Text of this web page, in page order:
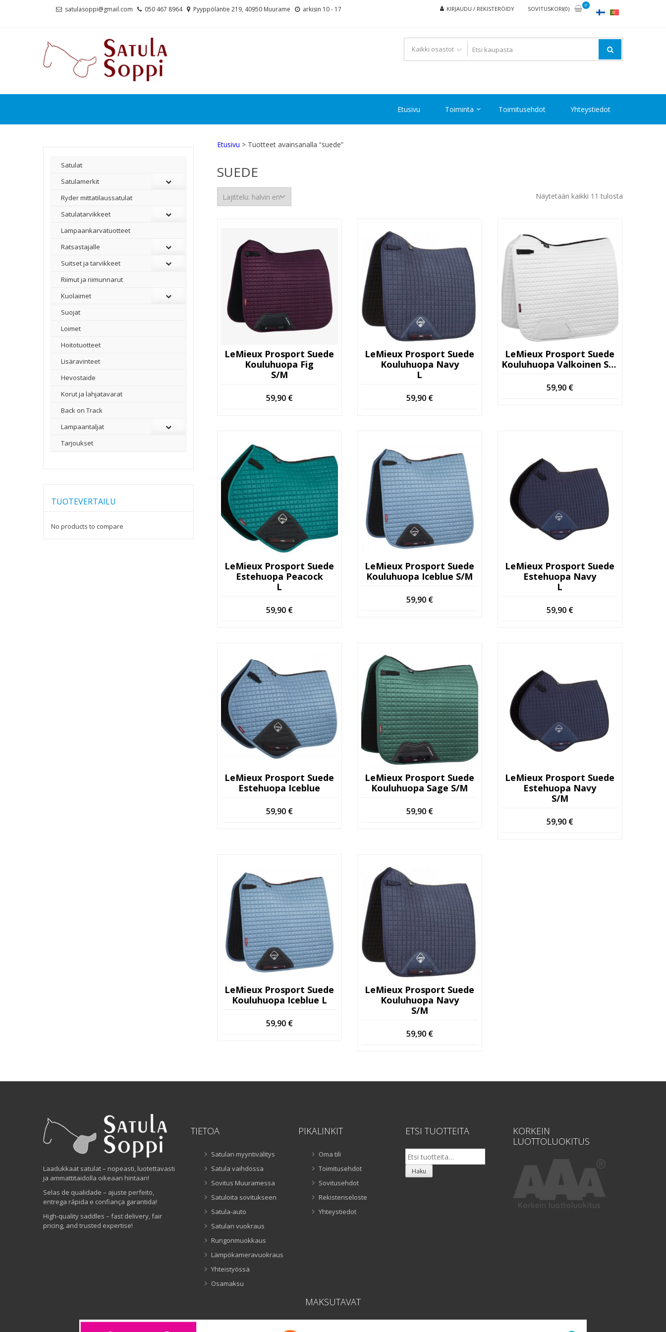
satulasoppi@gmail.com 050 467 8964 Pyyppöläntie 219, 40950 Muurame arkisin 10 - 17 KIRJAUDU / REKISTERÖIDY SOVITUSKORI(0)
0
Etusivu Toiminta Toimitusehdot Yhteystiedot
Etusivu > Tuotteet avainsanalla “suede”
SUEDE
Näytetään kaikki 11 tulosta
LeMieux Prosport Suede
Kouluhuopa Fig
S/M
59,90 €
LeMieux Prosport Suede
Kouluhuopa Navy
L
59,90 €
LeMieux Prosport Suede
Kouluhuopa Valkoinen S/M
59,90 €
LeMieux Prosport Suede
Estehuopa Peacock
L
59,90 €
LeMieux Prosport Suede
Kouluhuopa Iceblue S/M
59,90 €
LeMieux Prosport Suede
Estehuopa Navy
L
59,90 €
LeMieux Prosport Suede
Estehuopa Iceblue
59,90 €
LeMieux Prosport Suede
Kouluhuopa Sage S/M
59,90 €
LeMieux Prosport Suede
Estehuopa Navy
S/M
59,90 €
LeMieux Prosport Suede
Kouluhuopa Iceblue L
59,90 €
LeMieux Prosport Suede
Kouluhuopa Navy
S/M
59,90 €
Satulat
Satulamerkit
Ryder mittatilaussatulat
Satulatarvikkeet
–
Lampaankarvatuotteet
Ratsastajalle
Suitset ja tarvikkeet
Riimut ja riimunnarut
Kuolaimet
Suojat
Loimet
Hoitotuotteet
Lisäravinteet
Hevostaide
Korut ja lahjatavarat
Back on Track
Lampaantaljat
Tarjoukset
TUOTEVERTAILU
No products to compare
Laadukkaat satulat – nopeasti, luotettavasti
ja ammattitaidolla oikeaan hintaan!
Selas de qualidade – ajuste perfeito,
entrega rápida e confiança garantida!
High-quality saddles – fast delivery, fair
pricing, and trusted expertise!
TIETOA
Satulan myyntivälitys
Satula vaihdossa
Sovitus Muuramessa
Satuloita sovitukseen
Satula-auto
Satulan vuokraus
Rungonmuokkaus
Lämpökameravuokraus
Yhteistyössä
Osamaksu
PIKALINKIT
Oma tili
Toimitusehdot
Sovitusehdot
Rekisteriseloste
Yhteystiedot
ETSI TUOTTEITA
Etsi:
Haku
KORKEIN
LUOTTOLUOKITUS
MAKSUTAVAT